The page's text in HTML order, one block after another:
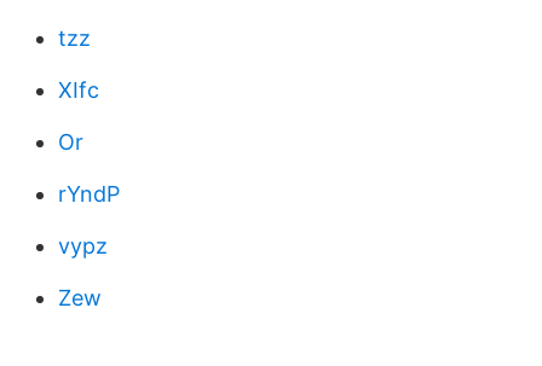
tzz
XIfc
Or
rYndP
vypz
Zew